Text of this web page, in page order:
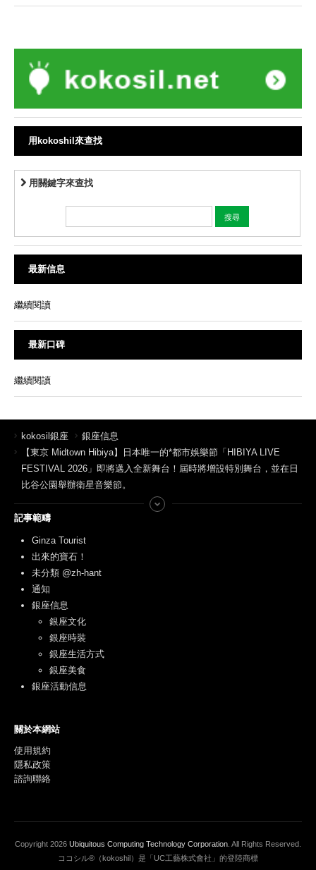
用kokoshil來查找
用關鍵字來查找
最新信息
繼續閱讀
最新口碑
繼續閱讀
kokosil銀座
銀座信息
【東京 Midtown Hibiya】日本唯一的*都市娛樂節「HIBIYA LIVE
FESTIVAL 2026」即將邁入全新舞台！屆時將增設特別舞台，並在日
比谷公園舉辦衛星音樂節。
記事範疇
Ginza Tourist
出來的寶石！
未分類 @zh-hant
通知
銀座信息
銀座文化
銀座時裝
銀座生活方式
銀座美食
銀座活動信息
關於本網站
使用規約
隱私政策
諮詢聯絡
Copyright 2026 Ubiquitous Computing Technology Corporation . All Rights Reserved.
ココシル®（kokoshil）是「UC工藝株式會社」的登陸商標